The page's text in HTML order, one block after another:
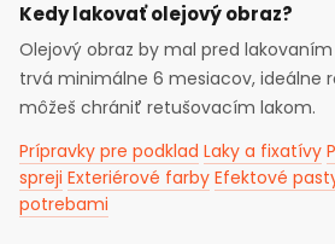
Kedy lakovať olejový obraz?
Olejový obraz by mal pred
trvá minimálne 6 mesiacov, ideálne
môžeš chrániť retušovacím lakom.
Prípravky pre podklad Laky a fixatívy
spreji Exteriérové farby Efektové
potrebami